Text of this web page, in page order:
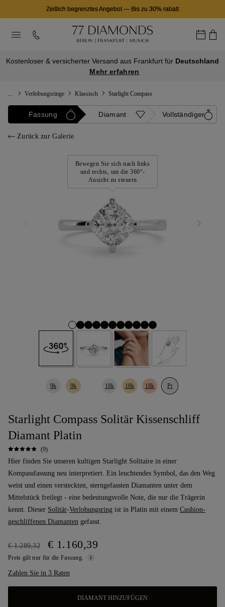
Zeitlich begrenztes Angebot— Bis zu 30% rabatt
Kostenloser & versicherter Versand aus Frankfurt für Deutschland
Mehr erfahren
Verlobungsringe Klassisch Starlight Compass
Fassung Diamant Vollständiger
Zurück zur Galerie
Bewegen Sie sich nach links
und rechts, um die 360°-
Ansicht zu steuern
9k 9k 18k 18k 18k Pt
Starlight Compass Solitär Kissenschliff
Diamant Platin
(9)
Hier finden Sie unseren kultigen Starlight Solitaire in einer
Kompassfassung neu interpretiert. Ein leuchtendes Symbol, das den Weg
weist und einen versteckten, sterngefassten Diamanten unter dem
Mittelstück freilegt - eine bedeutungsvolle Note, die nur die Trägerin
kennt. Dieser Solitär-Verlobungsring ist in Platin mit einem Cushion-
geschliffenen Diamanten gefasst.
€ 1.289,32 € 1.160,39
Preis gilt nur für die Fassung.
Zahlen Sie in 3 Raten
DIAMANT HINZUFÜGEN